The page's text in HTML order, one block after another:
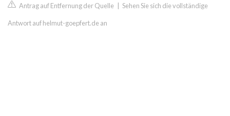
Antrag auf Entfernung der Quelle Sehen Sie sich die vollständige
Antwort auf helmut-goepfert.de an